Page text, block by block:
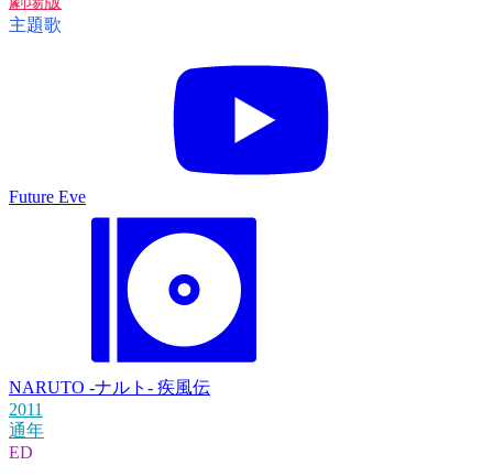
主題歌
Future Eve
NARUTO -ナルト- 疾風伝
2011
通年
ED